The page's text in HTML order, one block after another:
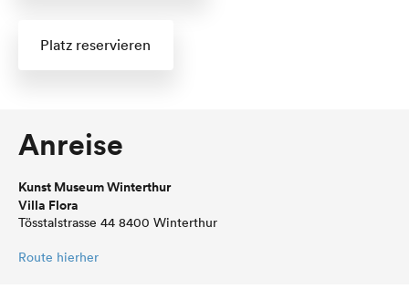
Platz reservieren
Anreise
Kunst Museum Winterthur
Villa Flora
Tösstalstrasse 44 8400 Winterthur
Route hierher